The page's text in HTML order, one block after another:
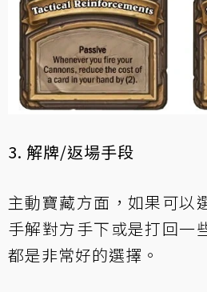
3. 解牌/返場手段
主動寶藏方面，如果可以
手解對方手下或是打回一
都是非常好的選擇。